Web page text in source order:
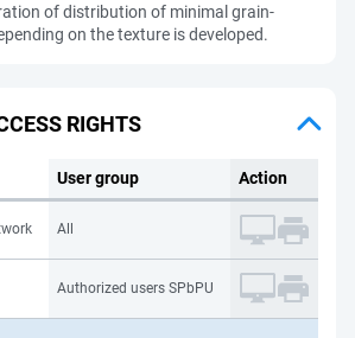
of distribution of minimal grain-
on the texture is developed.
RIGHTS
User group Action
All
Authorized users SPbPU